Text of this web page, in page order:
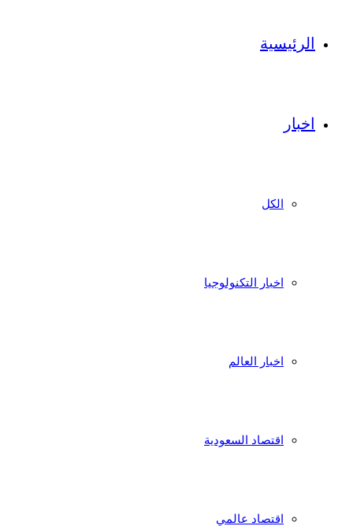
الرئيسية
اخبار
الكل
اخبار التكنولوجيا
اخبار العالم
اقتصاد السعودية
اقتصاد عالمي